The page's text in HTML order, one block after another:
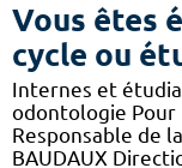
Vous êtes
cycle ou
Internes et
odontologie Pour
Responsable de
BAUDAUX